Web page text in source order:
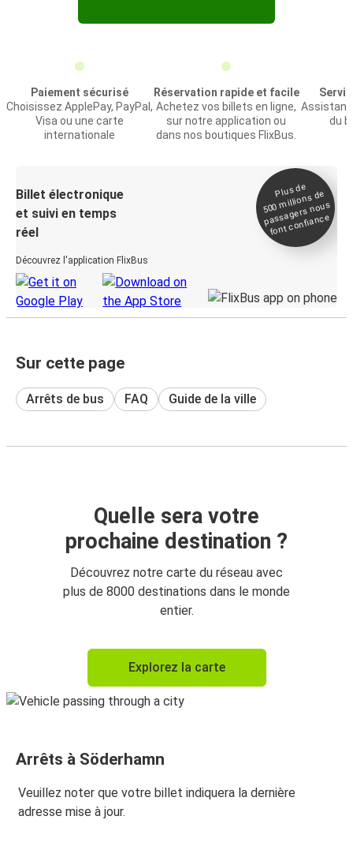
Paiement sécurisé
Choisissez ApplePay, PayPal,
Visa ou une carte
internationale
Réservation rapide et facile
Achetez vos billets en ligne,
sur notre application ou
dans nos boutiques FlixBus.
du
Billet électronique
et suivi en temps
réel
Découvrez l'application FlixBus
Plus de
500
millions de
passagers nous
font confiance
Sur cette page
Arrêts de bus FAQ Guide de la ville
Quelle sera votre
prochaine destination ?
Découvrez notre carte du réseau avec
plus de 8000 destinations dans le monde
entier.
Explorez la carte
Arrêts à Söderhamn
Veuillez noter que votre billet indiquera la dernière
adresse mise à jour.